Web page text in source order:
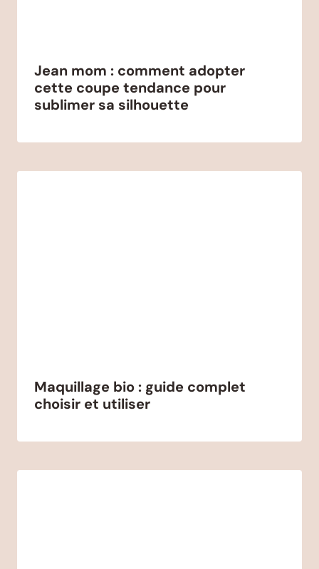
Jean mom : comment adopter
cette coupe tendance pour
sublimer sa silhouette
Maquillage bio : guide complet
choisir et utiliser